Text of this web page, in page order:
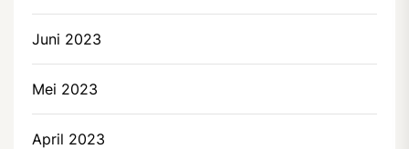
Juni 2023
Mei 2023
April 2023